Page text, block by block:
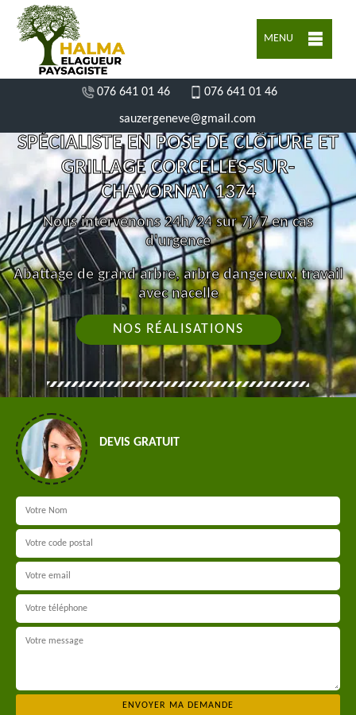
MENU
076 641 01 46 076 641 01 46
sauzergeneve@gmail.com
SPÉCIALISTE EN POSE DE CLÔTURE ET
GRILLAGE CORCELLES-SUR-
CHAVORNAY 1374
Nous intervenons 24h/24 sur 7j/7 en cas
d'urgence
Abattage de grand arbre, arbre dangereux, travail
avec nacelle
NOS RÉALISATIONS
DEVIS GRATUIT